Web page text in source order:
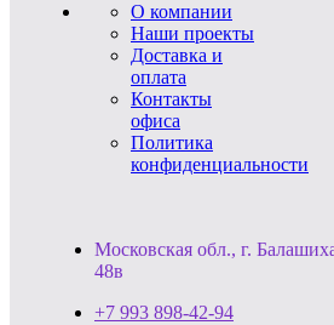
О компании
Наши проекты
Доставка и
оплата
Контакты
офиса
Политика
конфиденциальности
Московская обл., г.
48в
+7 993 898-42-94